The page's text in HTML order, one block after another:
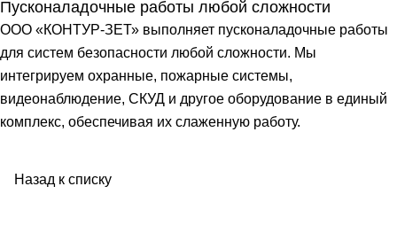
Пусконаладочные работы любой сложности
ООО «КОНТУР-ЗЕТ» выполняет пусконаладочные работы
для систем безопасности любой сложности. Мы
интегрируем охранные, пожарные системы,
видеонаблюдение, СКУД и другое оборудование в единый
комплекс, обеспечивая их слаженную работу.
Назад к списку